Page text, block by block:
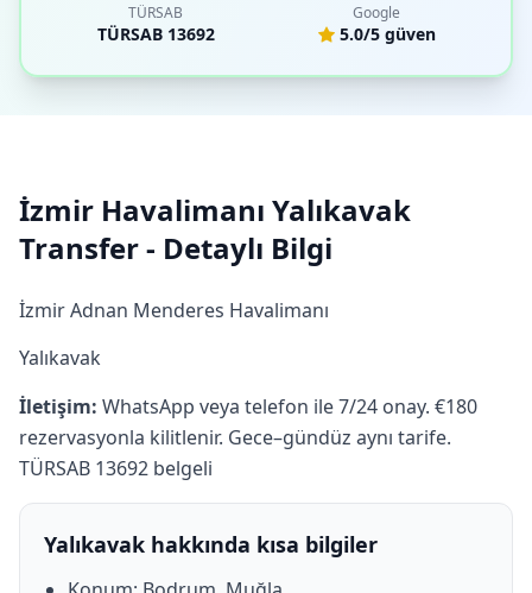
TÜRSAB
TÜRSAB 13692
Google
5.0/5 güven
İzmir Havalimanı Yalıkavak
Transfer - Detaylı Bilgi
İzmir Adnan Menderes Havalimanı
Yalıkavak
İletişim: WhatsApp veya telefon ile 7/24 onay. €180
rezervasyonla kilitlenir. Gece–gündüz aynı tarife.
TÜRSAB 13692 belgeli
Yalıkavak hakkında kısa bilgiler